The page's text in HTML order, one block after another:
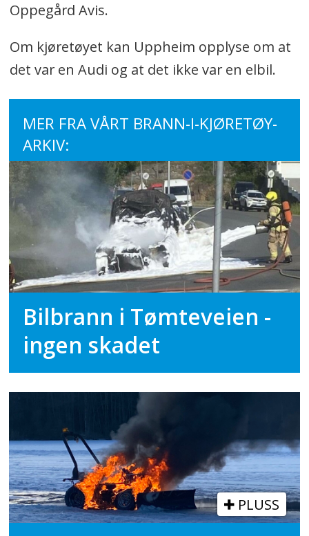
Oppegård Avis.
Om kjøretøyet kan Uppheim opplyse om at
det var en Audi og at det ikke var en elbil.
MER FRA VÅRT BRANN-I-KJØRETØY-
ARKIV:
Bilbrann i Tømteveien -
ingen skadet
PLUSS